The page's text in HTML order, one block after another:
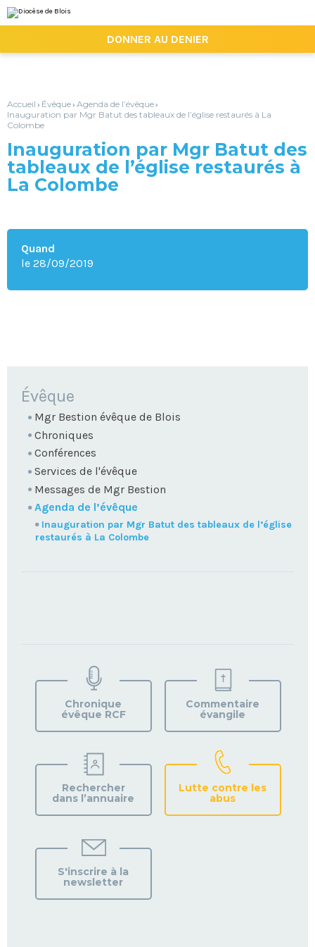
au
contenu.
la
personnels
DONNER AU DENIER
Accueil › Évêque› Agenda de l’évêque›
Inauguration par Mgr Batut des tableaux de l’église restaurés à La
Colombe
Inauguration par Mgr Batut des
tableaux de l’église restaurés à
La Colombe
Quand
le 28/09/2019
NAVIGATION
Évêque
Mgr Bestion évêque de Blois
Chroniques
Conférences
Services de l'évêque
Messages de Mgr Bestion
Agenda de l’évêque
Inauguration par Mgr Batut des tableaux de l’église
restaurés à La Colombe
VOTRE
PAROISSE
Chronique
évêque RCF
Commentaire
évangile
Rechercher
dans l’annuaire
Lutte contre les
abus
S'inscrire à la
newsletter